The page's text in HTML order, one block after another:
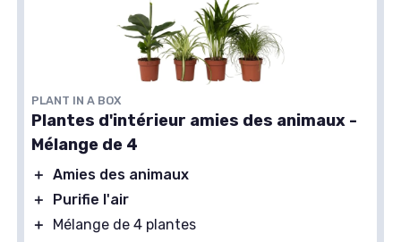
PLANT IN A BOX
Plantes d'intérieur amies des animaux -
Mélange de 4
＋ Amies des animaux
＋
Purifie l'air
＋
Mélange de 4 plantes